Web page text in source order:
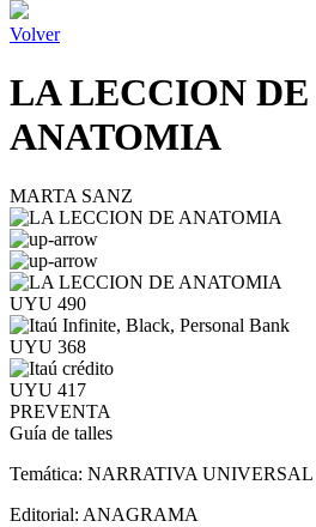
Volver
LA LECCION DE
ANATOMIA
MARTA SANZ
UYU 490
UYU 368
UYU 417
PREVENTA
Guía de talles
Temática: NARRATIVA UNIVERSAL
Editorial: ANAGRAMA